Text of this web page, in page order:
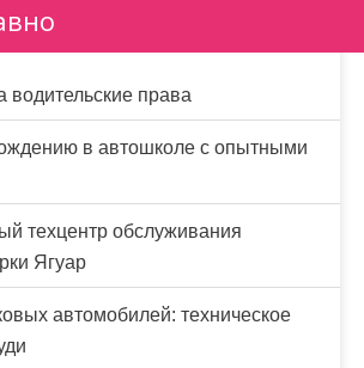
водительские права
в автошколе с опытными
техцентр обслуживания
Ягуар
автомобилей: техническое